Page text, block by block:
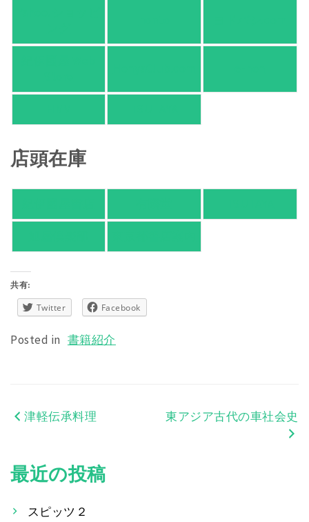
店頭在庫
共有:
Twitter Facebook
Posted in 書籍紹介
投
ナ
ビ
津軽伝承料理 東アジア古代の車社会史
最近の投稿
スピッツ２